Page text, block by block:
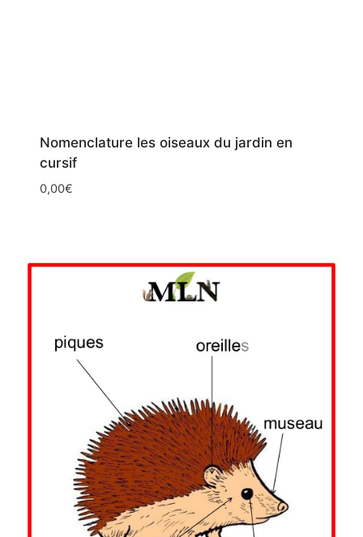
Nomenclature les oiseaux du jardin en
cursif
0,00€